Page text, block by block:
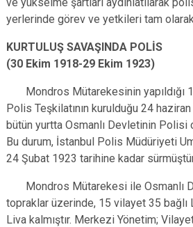
yerlerinde görev ve yetkileri tam
KURTULUŞ SAVAŞINDA POLİS
(30 Ekim 1918-29 Ekim 1923)
Mondros Mütarekesinin yapıldığı
Polis Teşkilatının kurulduğu 24
bütün yurtta Osmanlı Devletinin Polisi
Bu durum, İstanbul Polis Müdüriyeti
24 Şubat 1923 tarihine kadar
Mondros Mütarekesi ile Osmanlı
topraklar üzerinde, 15 vilayet 35 bağlı
Liva kalmıştır. Merkezi Yönetim;